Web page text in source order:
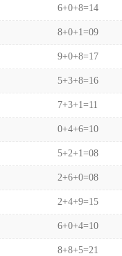
6+0+8=14
8+0+1=09
9+0+8=17
5+3+8=16
7+3+1=11
0+4+6=10
5+2+1=08
2+6+0=08
2+4+9=15
6+0+4=10
8+8+5=21